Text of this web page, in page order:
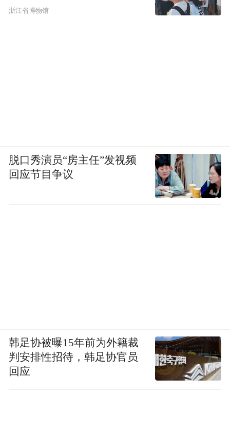
浙江省博物馆
脱口秀演员“房主任”发视频
回应节目争议
韩足协被曝15年前为外籍裁
判安排性招待，韩足协官员
回应